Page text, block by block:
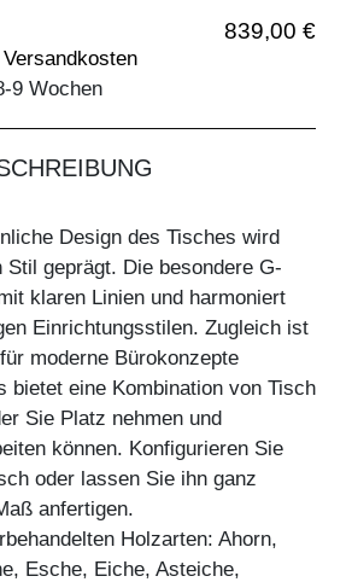
839,00 €
9 Wochen
Design des Tisches wird
Stil geprägt. Die besondere G-
klaren Linien und harmoniert
Einrichtungsstilen. Zugleich ist
moderne Bürokonzepte
bietet eine Kombination von Tisch
Sie Platz nehmen und
können. Konfigurieren Sie
oder lassen Sie ihn ganz
anfertigen.
Holzarten: Ahorn,
Esche, Eiche, Asteiche,